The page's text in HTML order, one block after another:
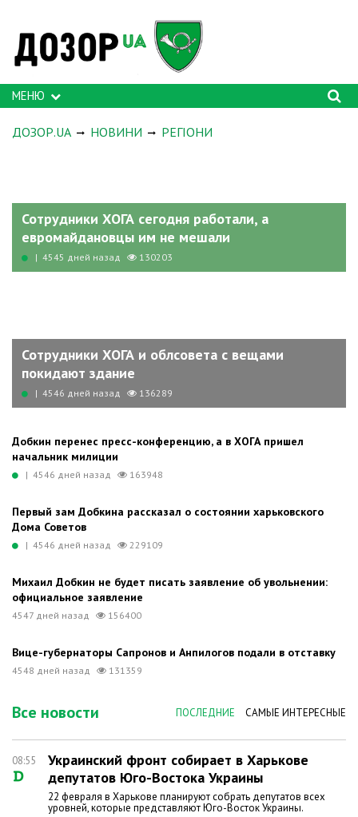
МЕНЮ
ДОЗОР.UA НОВИНИ РЕГІОНИ
Сотрудники ХОГА сегодня работали, а
евромайдановцы им не мешали
| 4545 дней назад 130203
Сотрудники ХОГА и облсовета с вещами
покидают здание
| 4546 дней назад 136289
Добкин перенес пресс-конференцию, а в ХОГА пришел
начальник милиции
| 4546 дней назад 163948
Первый зам Добкина рассказал о состоянии харьковского
Дома Советов
| 4546 дней назад 229109
Михаил Добкин не будет писать заявление об увольнении:
официальное заявление
4547 дней назад 156400
Вице-губернаторы Сапронов и Анпилогов подали в отставку
4548 дней назад 131359
Все новости ПОСЛЕДНИЕ САМЫЕ ИНТЕРЕСНЫЕ
08:55
Украинский фронт собирает в Харькове
депутатов Юго-Востока Украины
22 февраля в Харькове планируют собрать депутатов всех
уровней, которые представляют Юго-Восток Украины.